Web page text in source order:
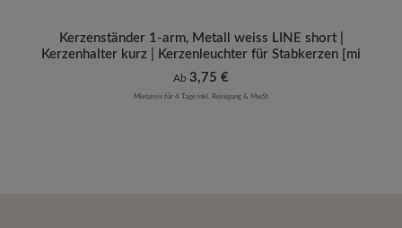
Kerzenständer 1-arm, Metall weiss LINE short |
Kerzenhalter kurz | Kerzenleuchter für Stabkerzen [mi
Regulärer Preis:
Ab 3,75 €
Mietpreis für 4 Tage inkl. Reinigung & MwSt